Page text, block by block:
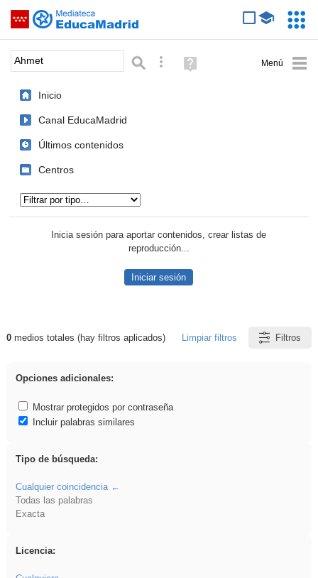
Saltar navegación
Palabra o frase: Búsqueda avanzada
Ayuda
(en
Inicio
Canal EducaMadrid
Últimos contenidos
Centros
Inicia sesión para aportar contenidos, crear listas de
reproducción...
Iniciar sesión
Resultados de: Ahmet
0medios totales (hay filtros aplicados) Limpiar filtros Filtros
Opciones adicionales:
Mostrar protegidos por contraseña
Incluir palabras similares
Tipo de búsqueda:
Cualquier coincidencia
Todas las palabras
Exacta
Licencia: